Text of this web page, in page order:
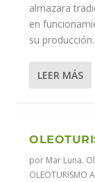
almazara
en
su producción.
LEER MÁS
por Mar Luna.
OLEOTURISMO